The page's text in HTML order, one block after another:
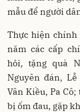
mẫu để người
Thực hiện chính
năm các cấp
hỏi, tặng quà
Nguyên đán,
Vân Kiều, Pa
bị ốm đau, gặp